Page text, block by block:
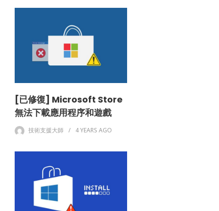
[已修復] Microsoft Store
無法下載應用程序和遊戲
技術支援大師 4 YEARS AGO